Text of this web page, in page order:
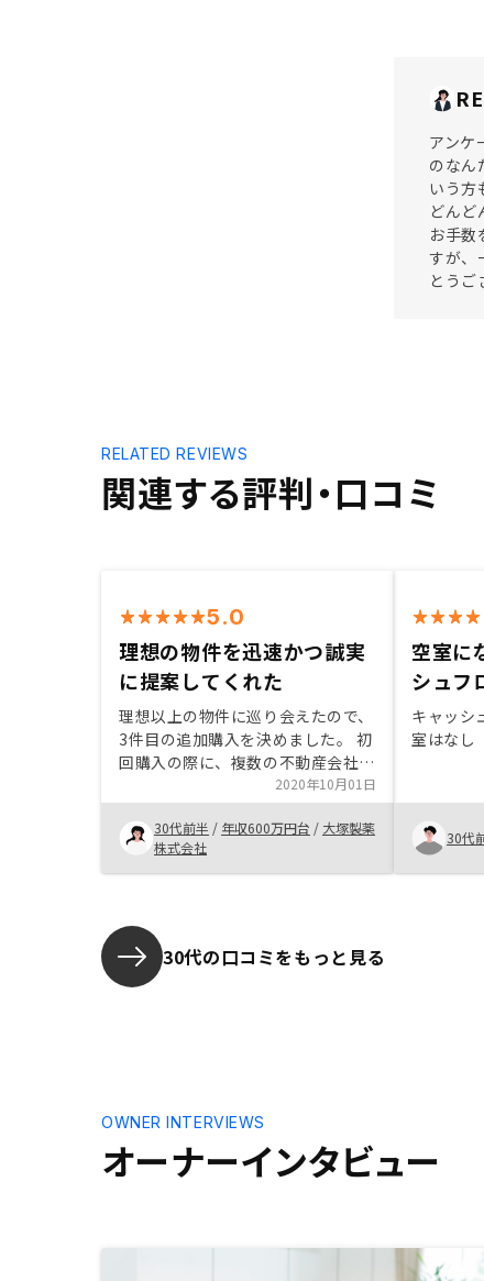
アンケ
のなん
いう方
どん
お手数
すが、
とうご
関連する評判・口コミ
RELATED REVIEWS
5.0
理想の物件を迅速かつ誠実
に提案してくれた
理想以上の物件に巡り会えたので、
3件目の追加購入を決めました。 初
回購入の際に、複数の不動産会社を
比較する中で理想とする物件像を描
いていきました。最終的にはリスク
分散の観点から、複数所有を前提と
して、異なる都道府県の好立地の物
件を探すことにしました。GAさん
ントさんが他社より理想に近い物件
を迅速かつ誠実な対応で提案してく
れた点でした。無事に2件(東京、大
阪)購入し、その翌月に担当エージ
の理想よりも好条件の物件を提案し
てもらえて、とても驚きました!! 物
件との出会いは一期一会と言います
にはとても感謝しています。新型コ
2020年10月01日
30代前半 / 年収600万円台 / 大塚製薬
株式会社
空室に
シュフ
キャッシ
室はなし
30代
30代の口コミをもっと見る
オーナーインタビュー
OWNER INTERVIEWS